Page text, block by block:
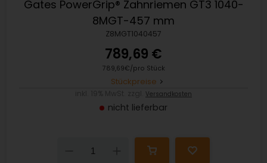
Gates PowerGrip® Zahnriemen GT3 1040-
8MGT-457 mm
Z8MGT1040457
789,69 €
789,69€/pro Stück
Stückpreise
Versandkosten
nicht lieferbar
Down